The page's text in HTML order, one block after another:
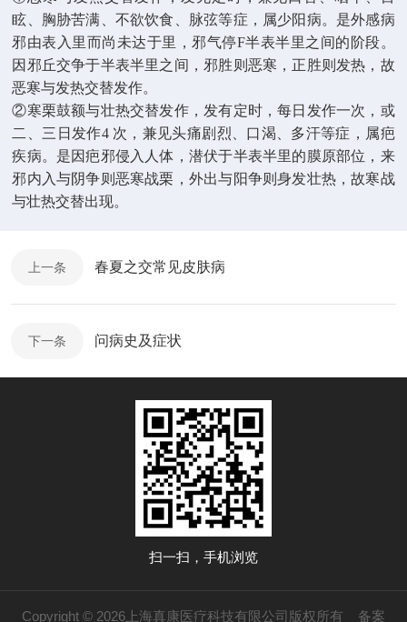
眩、胸胁苦满、不欲饮食、脉弦等症，属少阳病。是外感病
邪由表入里而尚未达于里，邪气停F半表半里之间的阶段。
因邪丘交争于半表半里之间，邪胜则恶寒，正胜则发热，故
恶寒与发热交替发作。
②寒栗鼓额与壮热交替发作，发有定时，每日发作一次，或
二、三日发作4 次，兼见头痛剧烈、口渴、多汗等症，属疤
疾病。是因疤邪侵入人体，潜伏于半表半里的膜原部位，来
邪内入与阴争则恶寒战栗，外出与阳争则身发壮热，故寒战
与壮热交替出现。
上一条 春夏之交常见皮肤病
下一条 问病史及症状
扫一扫，手机浏览
Copyright © 2026上海真康医疗科技有限公司版权所有 备案